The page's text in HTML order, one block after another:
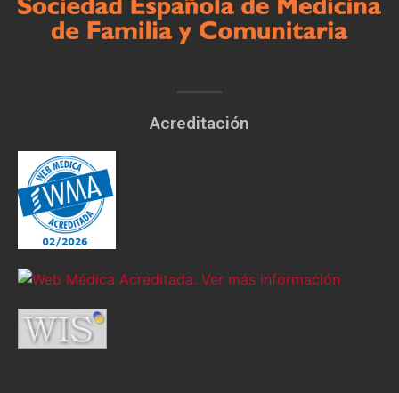
Acreditación